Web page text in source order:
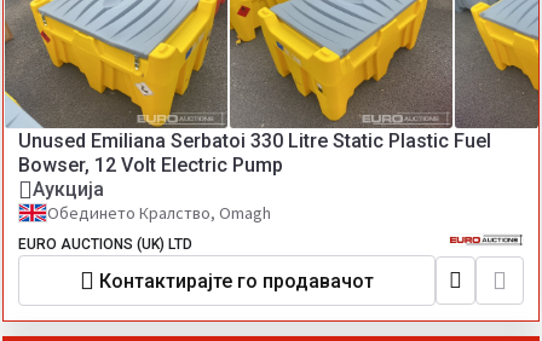
Unused Emiliana Serbatoi 330 Litre Static Plastic Fuel
Bowser, 12 Volt Electric Pump
Аукција
Обединето Кралство, Omagh
EURO AUCTIONS (UK) LTD
Контактирајте го продавачот